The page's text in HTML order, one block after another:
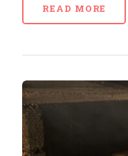
READ MORE